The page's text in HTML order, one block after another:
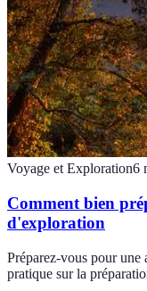
Voyage et Exploration6
Comment bien
d'exploration
Préparez-vous pour
pratique sur la